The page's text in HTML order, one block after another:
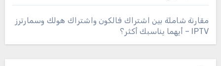
مقارنة شاملة بين اشتراك فالكون واشتراك هولك وسمارترز
IPTV – أيهما يناسبك أكثر؟